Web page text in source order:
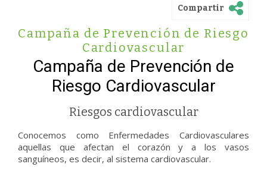
Compartir
Campaña de Prevención de Riesgo
Cardiovascular
Campaña de Prevención de
Riesgo Cardiovascular
Riesgos cardiovascular
Conocemos como Enfermedades Cardiovasculares
aquellas que afectan el corazón y a los vasos
sanguíneos, es decir, al sistema cardiovascular.